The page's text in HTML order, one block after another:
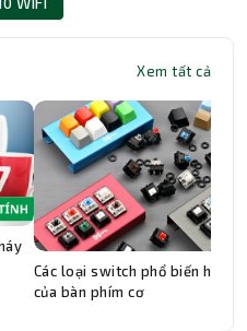
Xem tất cả
Các loại switch phổ biến hiện
của bàn phím cơ